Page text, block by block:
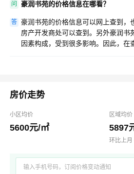
问 豪润书苑的价格信息在哪看？
答 豪润书苑的价格信息可以网上查到，
房产开发商处可以查到。另外豪润书
因素构成，受到很多影响。因此，在
房价走势
小区均价
5600元/㎡
区域均价
5897
环比上月